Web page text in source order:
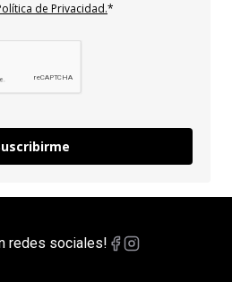
de Privacidad.*
redes sociales!